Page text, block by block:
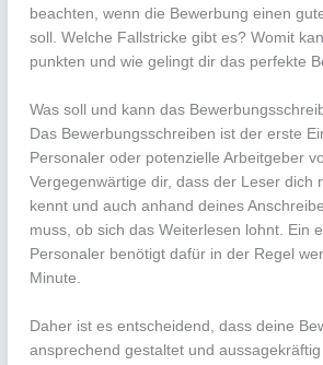
beachten, wenn die Bewerbung einen
soll. Welche Fallstricke gibt es? Womit
punkten und wie gelingt dir das perfekte
Was soll und kann das
Das Bewerbungsschreiben ist der erste
Personaler oder potenzielle Arbeitgeber
Vergegenwärtige dir, dass der Leser dich
kennt und auch anhand deines
muss, ob sich das Weiterlesen lohnt. Ein
Personaler benötigt dafür in der Regel
Minute.
Daher ist es entscheidend, dass deine
ansprechend gestaltet und